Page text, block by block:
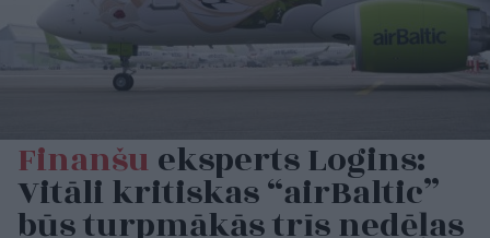
Finanšueksperts Logins:
Vitāli kritiskas “airBaltic”
būs turpmākās trīs nedēļas